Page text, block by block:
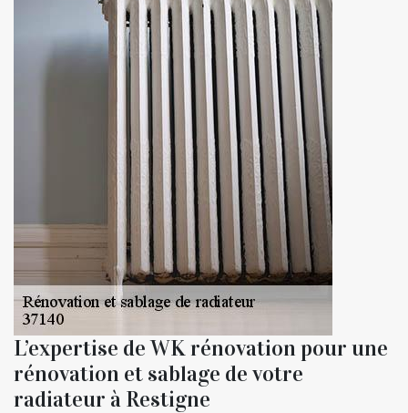
L’expertise de WK rénovation pour une
rénovation et sablage de votre
radiateur à Restigne